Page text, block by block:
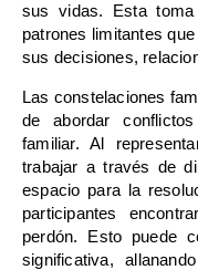
sus vidas. Esta
patrones limitantes
sus decisiones,
Las constelaciones
de abordar
familiar. Al
trabajar a través de
espacio para la
participantes
perdón. Esto puede
significativa,